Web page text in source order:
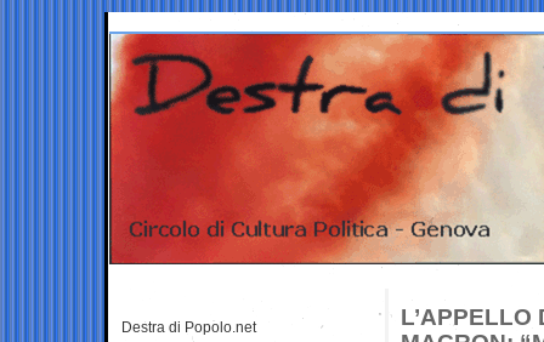
L’APPELLO
Destra di Popolo.net